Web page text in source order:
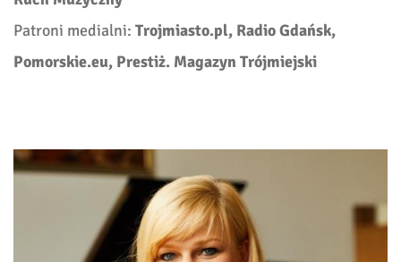
Patroni medialni:Trojmiasto.pl, Radio Gdańsk,
Pomorskie.eu, Prestiż. Magazyn Trójmiejski